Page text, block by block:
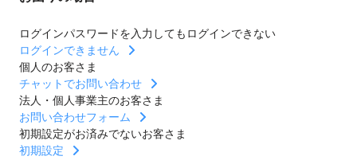
ログインパスワードを入力してもログインできない
ログインできません
個人のお客さま
チャットでお問い合わせ
法人・個人事業主のお客さま
お問い合わせフォーム
初期設定がお済みでないお客さま
初期設定